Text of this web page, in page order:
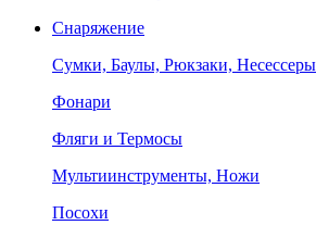
Снаряжение
Сумки, Баулы, Рюкзаки, Несессеры
Фонари
Фляги и Термосы
Мультиинструменты, Ножи
Посохи